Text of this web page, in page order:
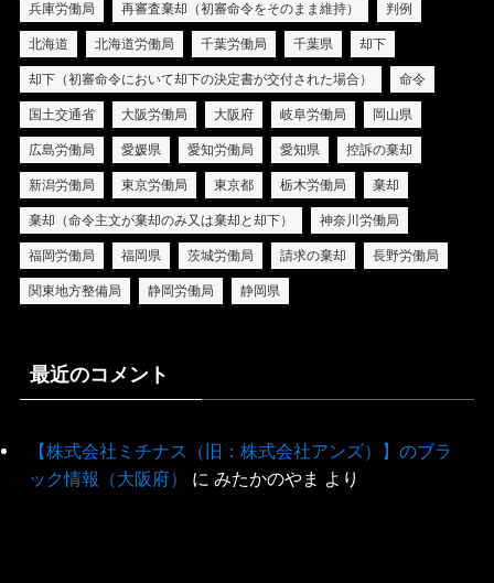
兵庫労働局 再審査棄却（初審命令をそのまま維持） 判例
北海道 北海道労働局 千葉労働局 千葉県 却下
却下（初審命令において却下の決定書が交付された場合） 命令
国土交通省 大阪労働局 大阪府 岐阜労働局 岡山県
広島労働局 愛媛県 愛知労働局 愛知県 控訴の棄却
新潟労働局 東京労働局 東京都 栃木労働局 棄却
棄却（命令主文が棄却のみ又は棄却と却下） 神奈川労働局
福岡労働局 福岡県 茨城労働局 請求の棄却 長野労働局
関東地方整備局 静岡労働局 静岡県
最近のコメント
【株式会社ミチナス（旧：株式会社アンズ）】のブラ
ック情報（大阪府）
に みたかのやま より